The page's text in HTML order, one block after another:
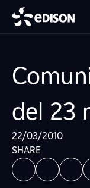
del 23
22/03/2010
SHARE